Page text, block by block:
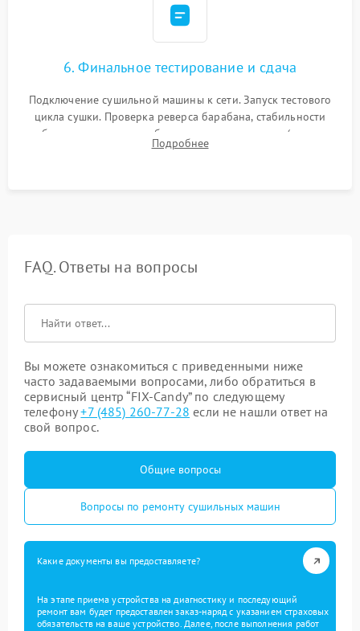
6. Финальное тестирование и сдача
Подключение сушильной машины к сети. Запуск тестового
цикла сушки. Проверка реверса барабана, стабильности
набора температуры, работы дренажного насоса (откачка
конденсата) и отсутствия посторонних скрипов, стуков или
Подробнее
FAQ. Ответы на вопросы
Вы можете ознакомиться с приведенными ниже
часто задаваемыми вопросами, либо обратиться в
сервисный центр “FIX-Candy” по следующему
телефону+7 (485) 260-77-28 если не нашли ответ на
свой вопрос.
Общие вопросы
Вопросы по ремонту сушильных машин
Какие документы вы предоставляете?
На этапе приема устройства на диагностику и последующий
ремонт вам будет предоставлен заказ-наряд с указанием страховых
обязательств на ваше устройство. Далее, после выполнения работ